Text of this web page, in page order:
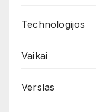
Technologijos
Vaikai
Verslas